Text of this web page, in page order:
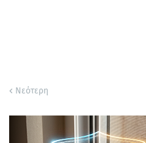
Νεότερη